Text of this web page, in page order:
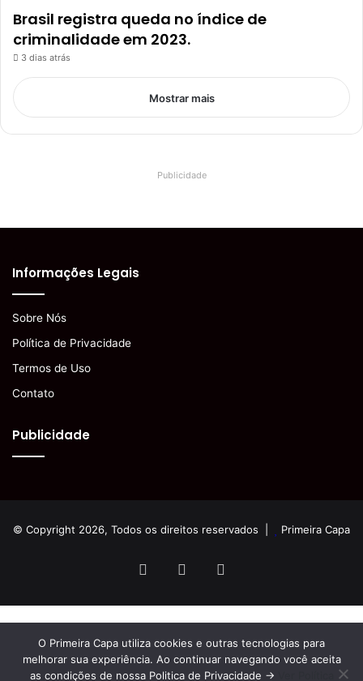
Brasil registra queda no índice de
criminalidade em 2023.
3 dias atrás
Mostrar mais
Publicidade
Informações Legais
Sobre Nós
Política de Privacidade
Termos de Uso
Contato
Publicidade
© Copyright 2026, Todos os direitos reservados | Primeira Capa
FacebookYouTube
O Primeira Capa utiliza cookies e outras tecnologias para
melhorar sua experiência. Ao continuar navegando você aceita
as condições de nossa Politica de Privacidade ->